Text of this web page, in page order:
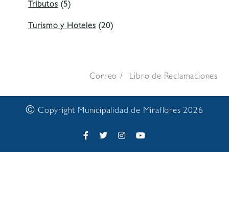
Tributos(5)
Turismo y Hoteles(20)
Correo Libro de Reclamaciones
© Copyright Municipalidad de Miraflores 2026